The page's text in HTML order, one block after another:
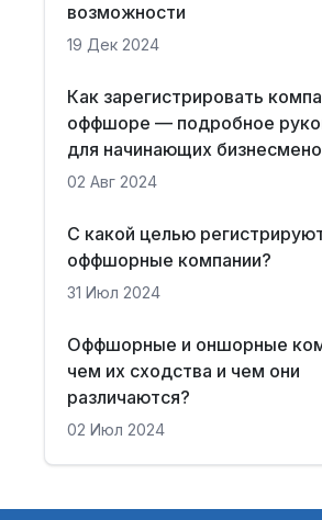
возможности
19 Дек 2024
Как зарегистрировать
оффшоре — подробное
для начинающих
02 Авг 2024
С какой целью
оффшорные компании?
31 Июл 2024
Оффшорные и оншорные
чем их сходства и чем они
различаются?
02 Июл 2024